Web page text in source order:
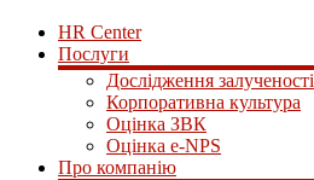
HR Center
Послуги
Дослідження залученості
Корпоративна культура
Оцінка ЗВК
Оцінка e-NPS
Про компанію